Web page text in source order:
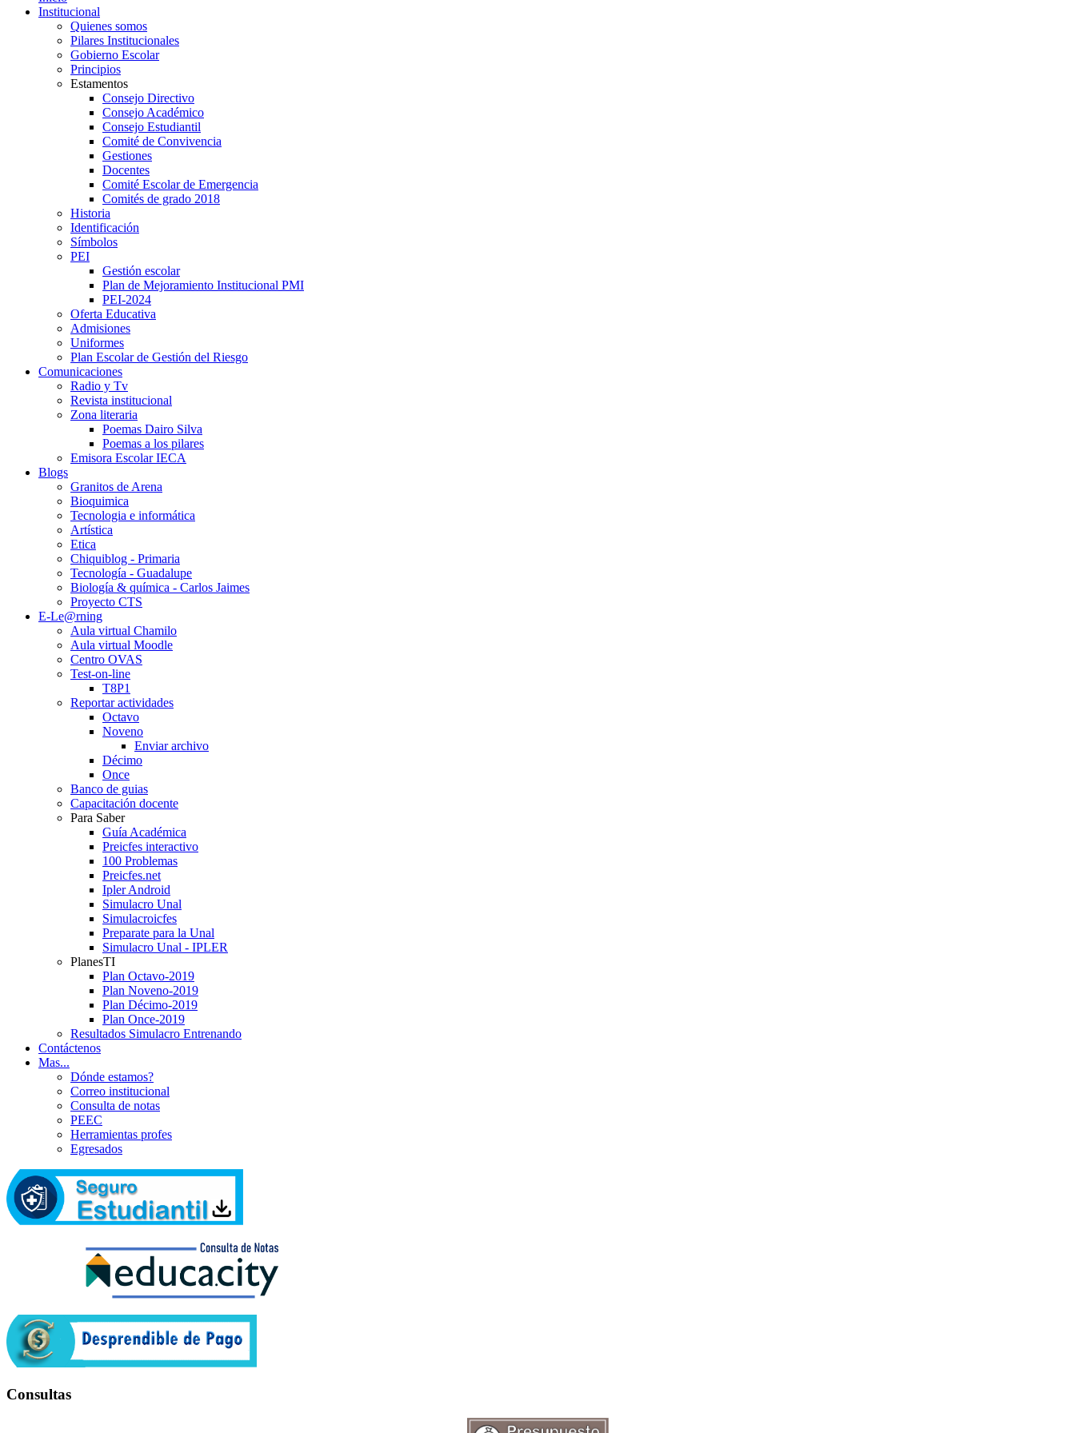
Institucional
Quienes somos
Pilares Institucionales
Gobierno Escolar
Principios
Estamentos
Consejo Directivo
Consejo Académico
Consejo Estudiantil
Comité de Convivencia
Gestiones
Docentes
Comité Escolar de Emergencia
Comités de grado 2018
Historia
Identificación
Símbolos
PEI
Gestión escolar
Plan de Mejoramiento Institucional PMI
PEI-2024
Oferta Educativa
Admisiones
Uniformes
Plan Escolar de Gestión del Riesgo
Comunicaciones
Radio y Tv
Revista institucional
Zona literaria
Poemas Dairo Silva
Poemas a los pilares
Emisora Escolar IECA
Blogs
Granitos de Arena
Bioquimica
Tecnologia e informática
Artística
Etica
Chiquiblog - Primaria
Tecnología - Guadalupe
Biología & química - Carlos Jaimes
Proyecto CTS
E-Le@rning
Aula virtual Chamilo
Aula virtual Moodle
Centro OVAS
Test-on-line
T8P1
Reportar actividades
Octavo
Noveno
Enviar archivo
Décimo
Once
Banco de guias
Capacitación docente
Para Saber
Guía Académica
Preicfes interactivo
100 Problemas
Preicfes.net
Ipler Android
Simulacro Unal
Simulacroicfes
Preparate para la Unal
Simulacro Unal - IPLER
PlanesTI
Plan Octavo-2019
Plan Noveno-2019
Plan Décimo-2019
Plan Once-2019
Resultados Simulacro Entrenando
Contáctenos
Mas...
Dónde estamos?
Correo institucional
Consulta de notas
PEEC
Herramientas profes
Egresados
Consultas